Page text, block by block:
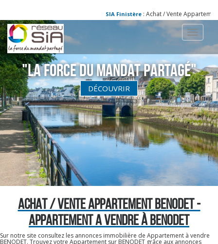
SIA Finistère: Achat / Vente Appartement BENODET
Toggle
"La Force du Mandat partagé"
DÉCOUVRIR
ACHAT / VENTE APPARTEMENT BENODET -
APPARTEMENT A VENDRE À BENODET
Sur notre site consultez les annonces immobilière de Appartement à vendre
BENODET. Trouvez votre Appartement sur BENODET grâce aux annonces